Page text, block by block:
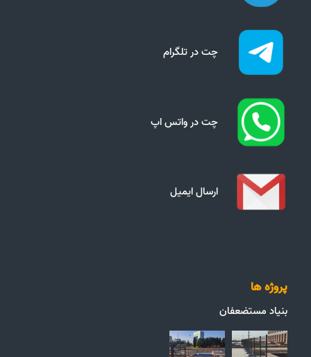
چت در تلگرام
چت در واتس اپ
ارسال ایمیل
پروژه ها
بنیاد مستضعفان